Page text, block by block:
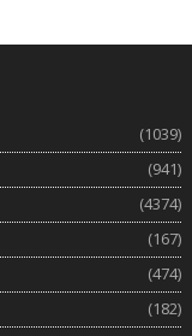
(1039)
(941)
(4374)
(167)
(474)
(182)